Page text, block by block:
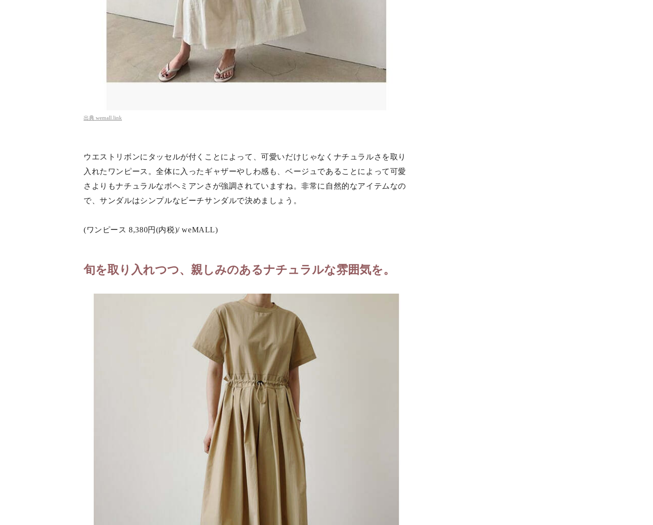
出典 wemall.link
ウエストリボンにタッセルが付くことによって、可愛いだけじゃなくナチュラルさを取り
入れたワンピース。全体に入ったギャザーやしわ感も、ベージュであることによって可愛
さよりもナチュラルなボヘミアンさが強調されていますね。非常に自然的なアイテムなの
で、サンダルはシンプルなビーチサンダルで決めましょう。
(ワンピース 8,380円(内税)/ weMALL)
旬を取り入れつつ、親しみのあるナチュラルな雰囲気を。